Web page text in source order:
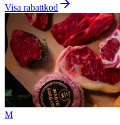
Visa rabattkod
M